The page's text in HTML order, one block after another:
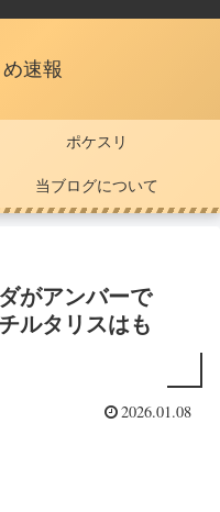
速報
ポケスリ
当ブログについて
がアンバーで
ルタリスはも
2026.01.08